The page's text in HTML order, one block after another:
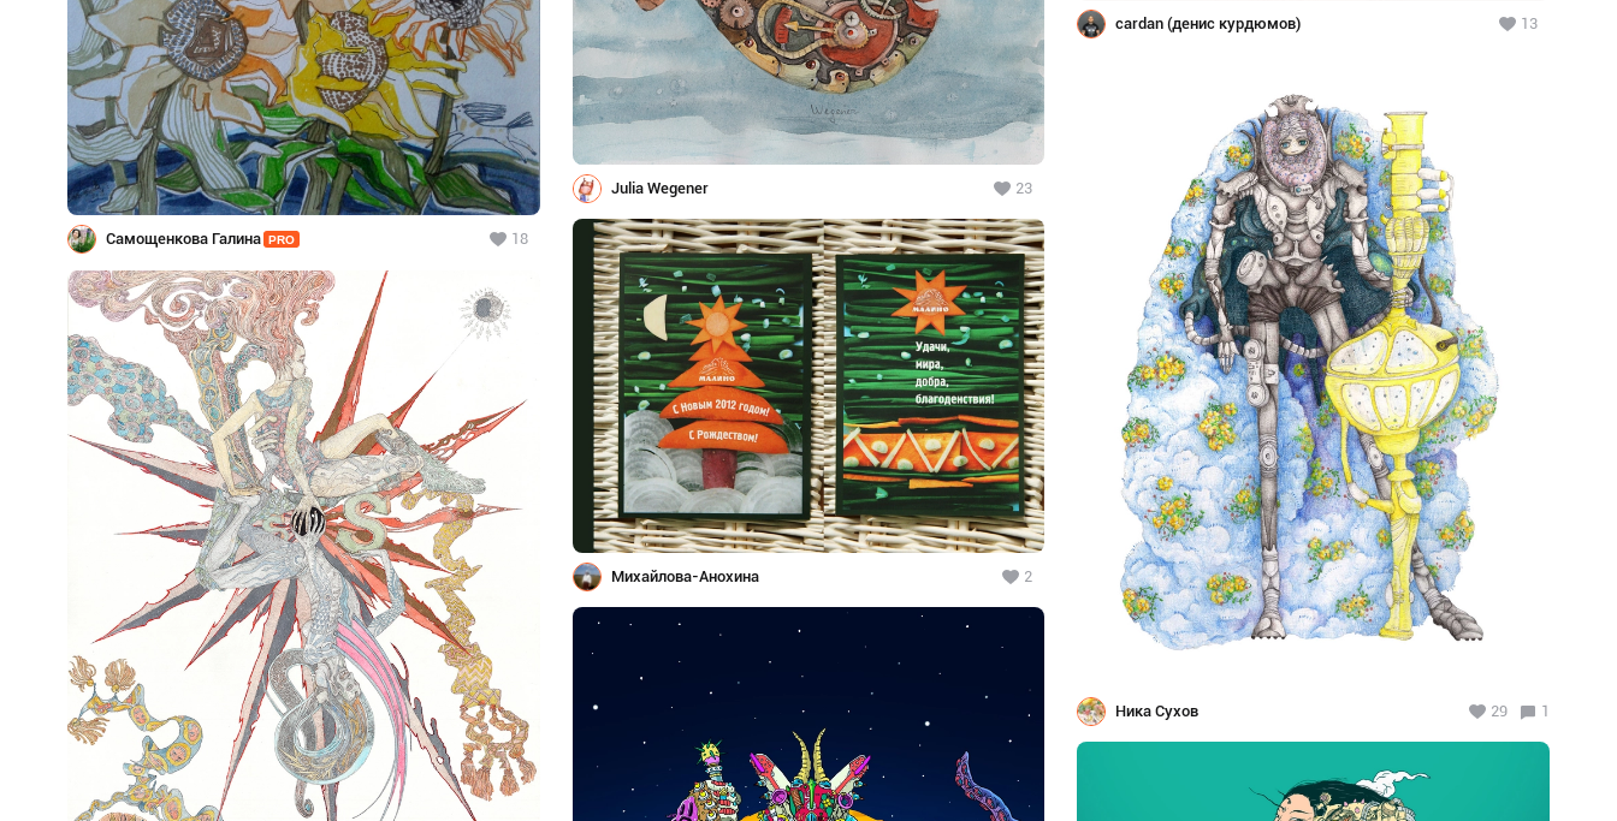
cardan (денис курдюмов) 13
Самощенкова Галина PRO 18
Julia Wegener 23
Ника Сухов 29 1
Михайлова-Анохина 2